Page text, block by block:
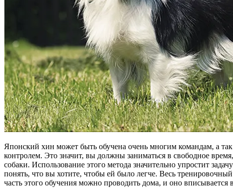
Японский хин может быть обучена очень многим командам, а
контролем. Это значит, вы должны заниматься в свободное
собаки. Использование этого метода значительно упростит
понять, что вы хотите, чтобы ей было легче. Весь
часть этого обучения можно проводить дома, и оно